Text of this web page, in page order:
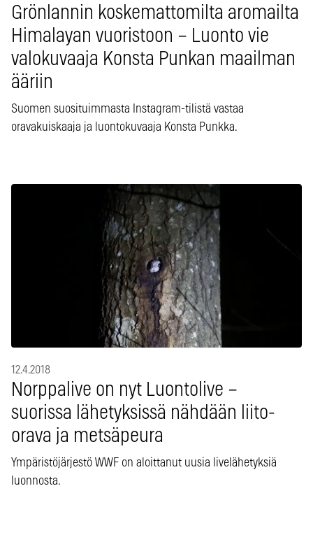
Grönlannin koskemattomilta aromailta
Himalayan vuoristoon – Luonto vie
valokuvaaja Konsta Punkan maailman
ääriin
Suomen suosituimmasta Instagram-tilistä vastaa
oravakuiskaaja ja luontokuvaaja Konsta Punkka.
12.4.2018
Norppalive on nyt Luontolive –
suorissa lähetyksissä nähdään liito-
orava ja metsäpeura
Ympäristöjärjestö WWF on aloittanut uusia livelähetyksiä
luonnosta.